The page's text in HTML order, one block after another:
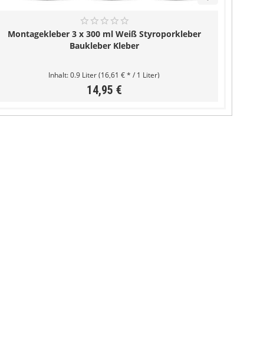
Montagekleber 3 x 300 ml Weiß Styroporkleber
Baukleber Kleber
Inhalt:0.9 Liter(16,61 € * / 1 Liter)
14,95 €